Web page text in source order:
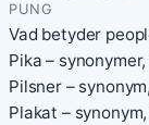
PUNG
Vad betyder
Pika –
Pilsner –
Plakat –